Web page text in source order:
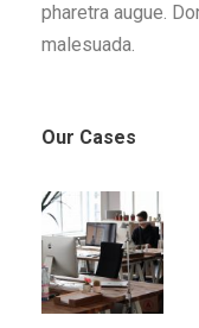
pharetra augue.
malesuada.
Our Cases